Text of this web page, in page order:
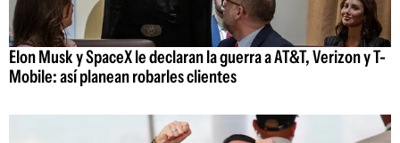
Elon Musk y SpaceX le declaran la guerra a AT&T, Verizon y T-
Mobile: así planean robarles clientes